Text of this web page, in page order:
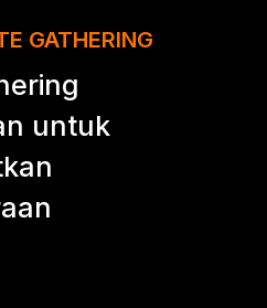
GATHERING
untuk